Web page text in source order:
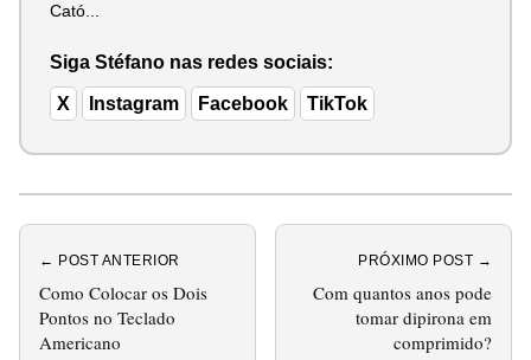
Cató...
Siga Stéfano nas redes sociais:
X Instagram Facebook TikTok
← POST ANTERIOR
Como Colocar os Dois
Pontos no Teclado
Americano
PRÓXIMO POST →
Com quantos anos pode
tomar dipirona em
comprimido?